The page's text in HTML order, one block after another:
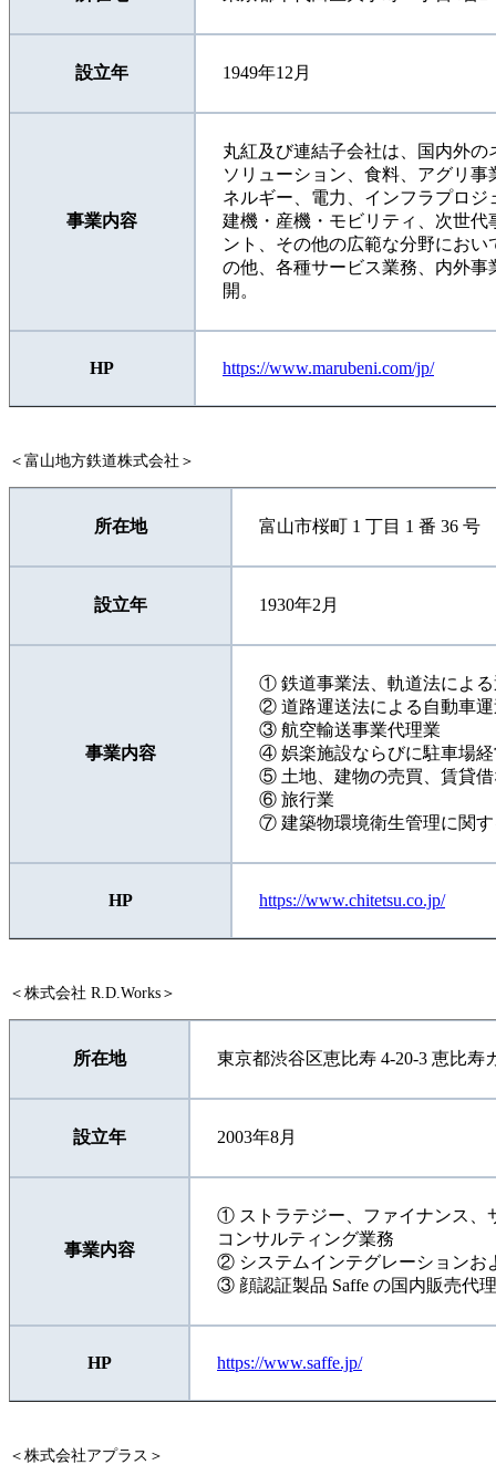
設立年 1949年12月
事業内容
丸紅及び連結子会社は、国内外
ソリューション、食料、アグリ
ネルギー、電力、インフラプロ
建機・産機・モビリティ、次世
ント、その他の広範な分野にお
の他、各種サービス業務、内外
開。
HP https://www.marubeni.com/jp/
＜富山地方鉄道株式会社＞
所在地 富山市桜町 1 丁目 1 番 36 号
設立年 1930年2月
事業内容
① 鉄道事業法、軌道法によ
② 道路運送法による自動車
③ 航空輸送事業代理業
④ 娯楽施設ならびに駐車場
⑤ 土地、建物の売買、賃貸
⑥ 旅行業
⑦ 建築物環境衛生管理に関
HP https://www.chitetsu.co.jp/
＜株式会社 R.D.Works＞
所在地 東京都渋谷区恵比寿 4-20-3 恵比寿
設立年 2003年8月
事業内容
① ストラテジー、ファイナンス、
コンサルティング業務
② システムインテグレーションお
③ 顔認証製品 Saffe の国内販売代
HP https://www.saffe.jp/
＜株式会社アプラス＞